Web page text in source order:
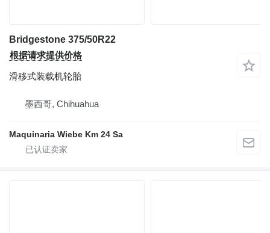
Bridgestone 375/50R22
根据请求提供价格
滑移式装载机轮胎
墨西哥, Chihuahua
Maquinaria Wiebe Km 24 Sa